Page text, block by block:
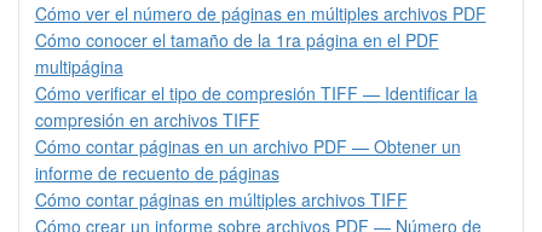
Cómo ver el número de páginas en múltiples archivos PDF
Cómo conocer el tamaño de la 1ra página en el PDF
multipágina
Cómo verificar el tipo de compresión TIFF — Identificar la
compresión en archivos TIFF
Cómo contar páginas en un archivo PDF — Obtener un
informe de recuento de páginas
Cómo contar páginas en múltiples archivos TIFF
Cómo crear un informe sobre archivos PDF — Número de